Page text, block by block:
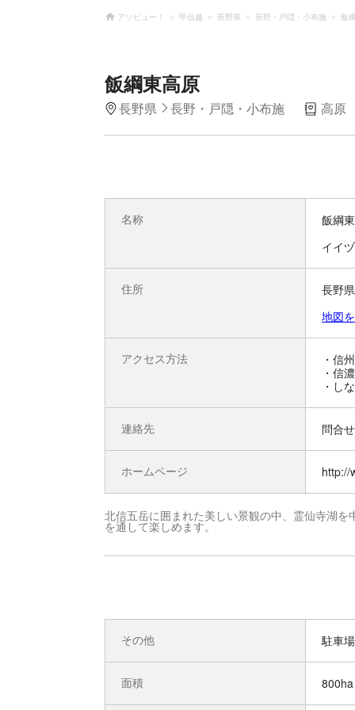
アソビュー！ 甲信越 長野県 長野・戸隠・小布施 飯
飯綱東高原
長野県 長野・戸隠・小布施 高原
名称
飯綱
イイ
住所
長野
地図
アクセス方法
・信
・信
・し
連絡先 問合
ホームページ http://
北信五岳に囲まれた美しい景観の中、霊仙寺湖
を通して楽しめます。
その他 駐車
面積 800ha